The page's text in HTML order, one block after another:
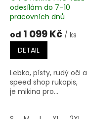
Průměrné
hodnocení
je
5,0
hvězdiček.
odesílám do 7–10
pracovních dnů
od 1 099 Kč / ks
DETAIL
Lebka, písty, rudý oči a
speed shop rukopis,
je mikina pro...